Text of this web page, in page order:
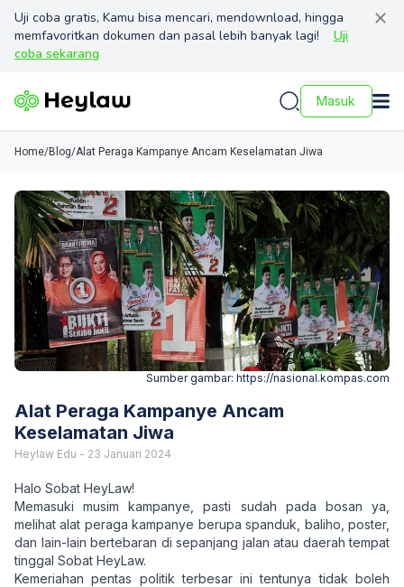
Uji coba gratis, Kamu bisa mencari, mendownload, hingga
memfavoritkan dokumen dan pasal lebih banyak lagi!
Uji
coba sekarang
Masuk
Home/Blog/Alat Peraga Kampanye Ancam Keselamatan Jiwa
Sumber gambar: https://nasional.kompas.com
Alat Peraga Kampanye Ancam
Keselamatan Jiwa
Heylaw Edu - 23 Januari 2024
Halo Sobat HeyLaw!
Memasuki musim kampanye, pasti sudah pada bosan ya,
melihat alat peraga kampanye berupa spanduk, baliho, poster,
dan lain-lain bertebaran di sepanjang jalan atau daerah tempat
tinggal Sobat HeyLaw.
Kemeriahan pentas politik terbesar ini tentunya tidak boleh